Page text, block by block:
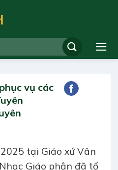
vụ các
tại Giáo xứ Vân
Giáo phận đã tổ